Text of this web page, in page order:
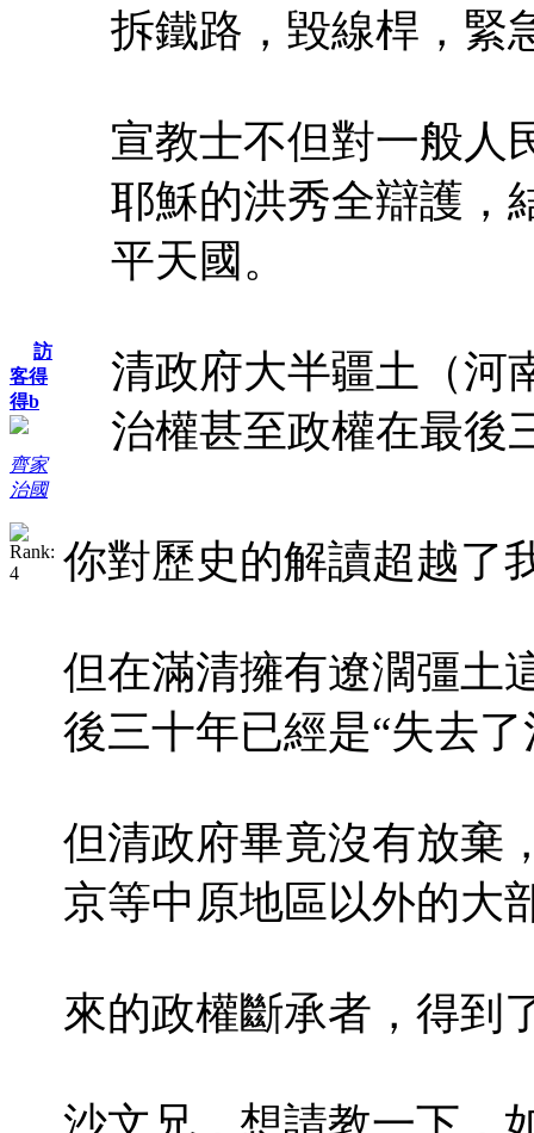
訪
客得
得b
齊家
治國
拆鐵路，毀線桿，緊
宣教士不但對一般人
耶穌的洪秀全辯護，
平天國。
清政府大半疆土（河
治權甚至政權在最後
你對歷史的解讀超越了
但在滿清擁有遼濶彊土
後三十年已經是“失去
但清政府畢竟沒有放棄
京等中原地區以外的大
來的政權斷承者，得到